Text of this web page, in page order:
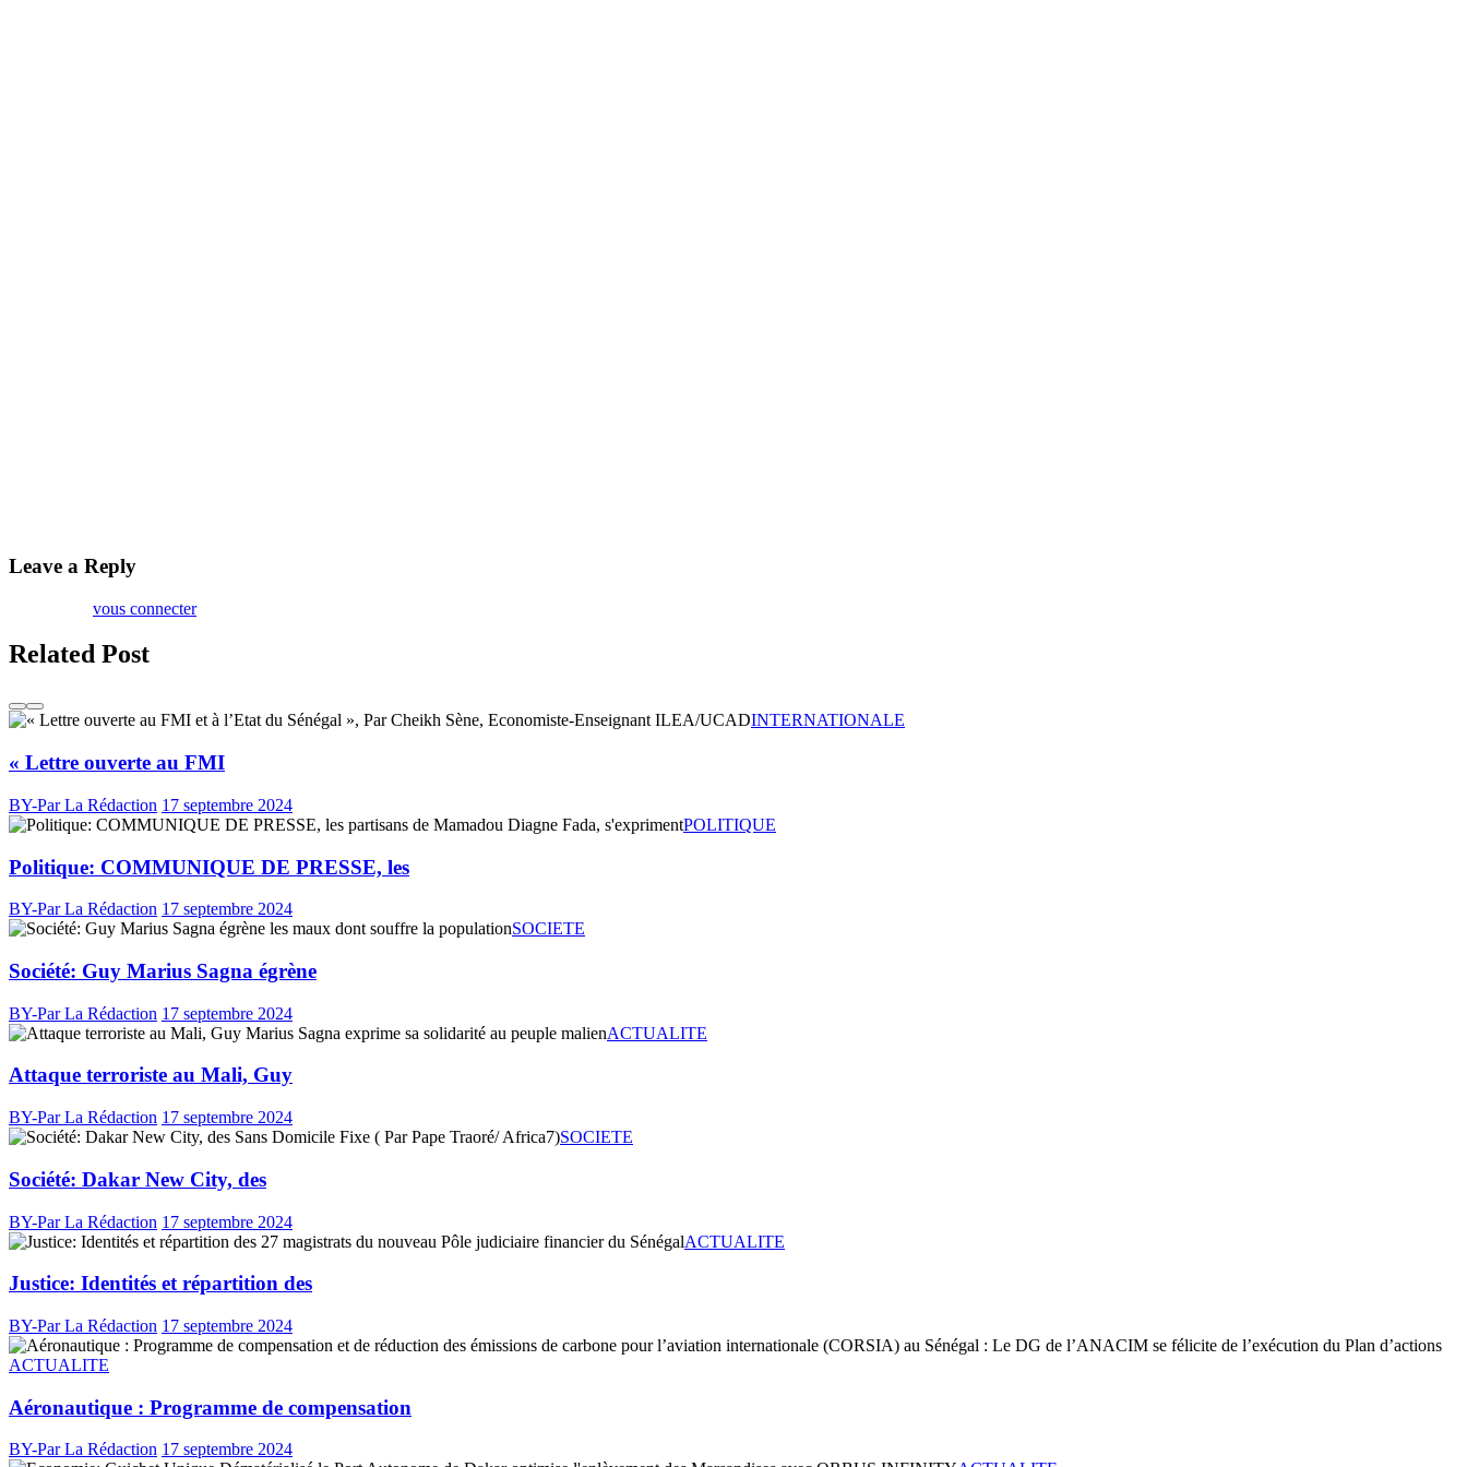
Leave a Reply
vous connecterpour publier un commentaire.
Related Post
INTERNATIONALE
« Lettre ouverte au FMI
BY-Par La Rédaction 17 septembre 2024
POLITIQUE
Politique: COMMUNIQUE DE PRESSE, les
BY-Par La Rédaction 17 septembre 2024
SOCIETE
Société: Guy Marius Sagna égrène
BY-Par La Rédaction 17 septembre 2024
ACTUALITE
Attaque terroriste au Mali, Guy
BY-Par La Rédaction 17 septembre 2024
SOCIETE
Société: Dakar New City, des
BY-Par La Rédaction 17 septembre 2024
ACTUALITE
Justice: Identités et répartition des
BY-Par La Rédaction 17 septembre 2024
ACTUALITE
Aéronautique : Programme de compensation
BY-Par La Rédaction 17 septembre 2024